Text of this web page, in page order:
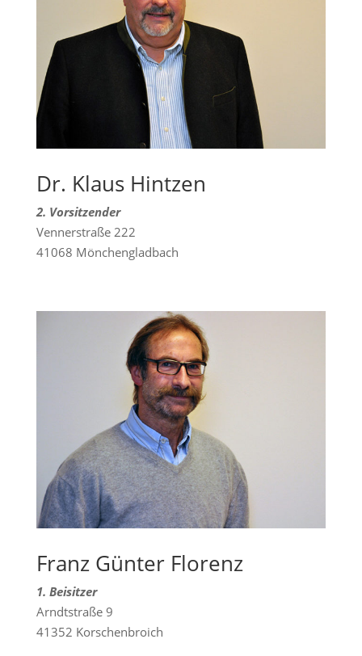
Dr. Klaus Hintzen
2. Vorsitzender
Vennerstraße 222
41068 Mönchengladbach
Franz Günter Florenz
1. Beisitzer
Arndtstraße 9
41352 Korschenbroich